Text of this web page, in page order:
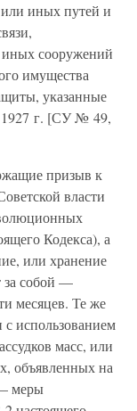
иных путей и
иных сооружений
имущества
указанные
1927 г. [СУ № 49,
призыв к
власти
Кодекса), а
или хранение
за собой —
месяцев. Те же
использованием
масс, или
объявленных на
меры